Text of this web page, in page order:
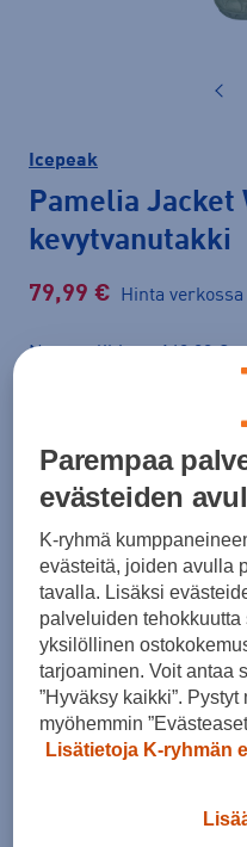
Icepeak
Pamelia Jacket
kevytvanutakki
79,99 € Hinta verkossa
Normaalihinta: 149,00 €
Koko
34 38 40
Kokotaulukko
Lisää
Parempaa
evästeiden
K-ryhmä
evästeitä, joiden avulla
tavalla. Lisäksi
palveluiden
yksilöllinen
tarjoaminen. Voit antaa
”Hyväksy kaikki”.
myöhemmin
Lisätietoja K-ryhmän